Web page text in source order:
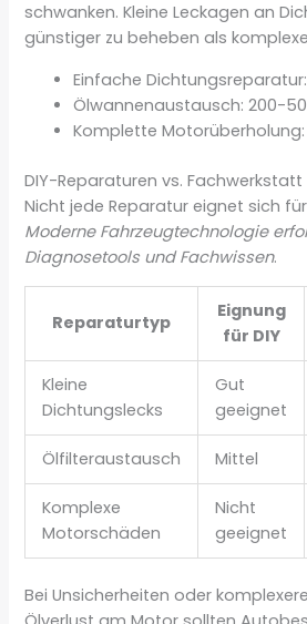
schwanken. Kleine Leckagen an
günstiger zu beheben als
Einfache
Ölwannenaustausch: 200-
Komplette Motorüberholung:
DIY-Reparaturen vs. Fachwerkstatt
Nicht jede Reparatur eignet sich
Moderne Fahrzeugtechnologie
Diagnosetools und Fachwissen.
Reparaturtyp
Eignung
für DIY
Kleine
Dichtungslecks
Gut
geeignet
Ölfilteraustausch Mittel
Komplexe
Motorschäden
Nicht
geeignet
Bei Unsicherheiten oder